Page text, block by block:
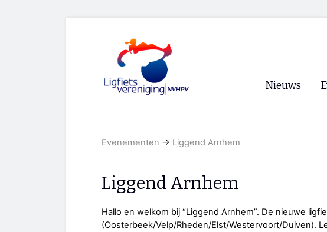
Nieuws
Evenementen → Liggend Arnhem
Liggend Arnhem
Hallo en welkom bij “Liggend Arnhem”. De nieuwe
(Oosterbeek/Velp/Rheden/Elst/Westervoort/Duiven).